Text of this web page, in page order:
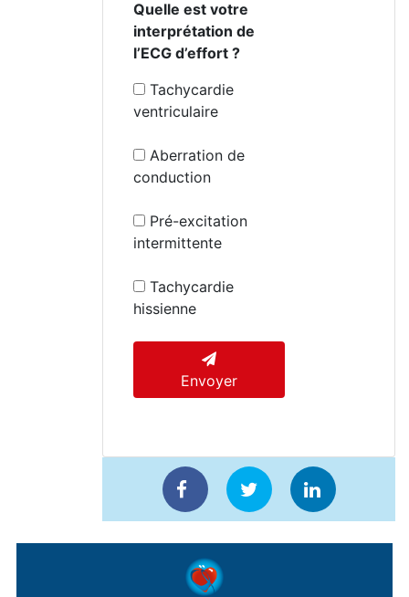
Quelle est votre
interprétation de
l’ECG d’effort ?
Tachycardie
ventriculaire
Aberration de
conduction
Pré-excitation
intermittente
Tachycardie
hissienne
Envoyer